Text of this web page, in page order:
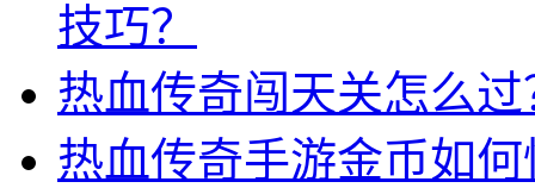
技巧？
热血传奇闯天关怎么
热血传奇手游金币如